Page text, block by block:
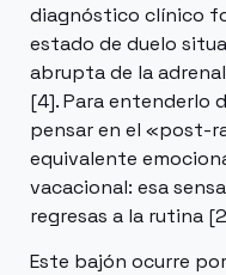
diagnóstico clínico
estado de duelo
abrupta de la
[4]. Para entenderlo
pensar en el «post-
equivalente
vacacional: esa
regresas a la rutina
Este bajón ocurre